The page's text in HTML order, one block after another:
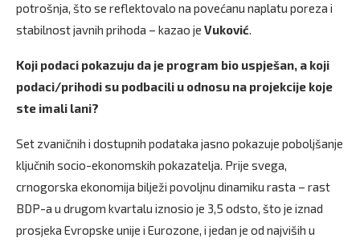
potrošnja, što se reflektovalo na povećanu naplatu poreza i
stabilnost javnih prihoda – kazao je Vuković.
Koji podaci pokazuju da je program bio uspješan, a koji
podaci/prihodi su podbacili u odnosu na projekcije koje
ste imali lani?
Set zvaničnih i dostupnih podataka jasno pokazuje poboljšanje
ključnih socio-ekonomskih pokazatelja. Prije svega,
crnogorska ekonomija bilježi povoljnu dinamiku rasta – rast
BDP-a u drugom kvartalu iznosio je 3,5 odsto, što je iznad
prosjeka Evropske unije i Eurozone, i jedan je od najviših u